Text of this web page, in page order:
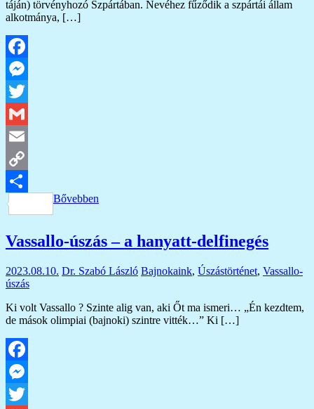
táján) törvényhozó Szpártában. Nevéhez fűződik a szpártái állam
alkotmánya, […]
Facebook
Messenger
Twitter
Gmail
Email
Copy
Link
Ossza
Bővebben
Vassallo-úszás – a hanyatt-delfinegés
2023.08.10. Dr. Szabó László Bajnokaink, Úszástörténet, Vassallo-
úszás
Ki volt Vassallo ? Szinte alig van, aki Őt ma ismeri… „Én kezdtem,
de mások olimpiai (bajnoki) szintre vitték…” Ki […]
Facebook
Messenger